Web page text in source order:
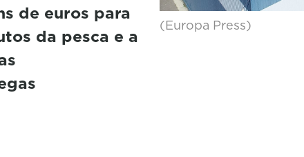
de euros para
da pesca e a
(Europa Press)